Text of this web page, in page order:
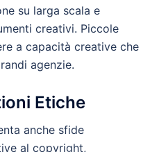
su larga scala e
creativi. Piccole
a capacità creative che
agenzie.
Etiche
anche sfide
al copyright,